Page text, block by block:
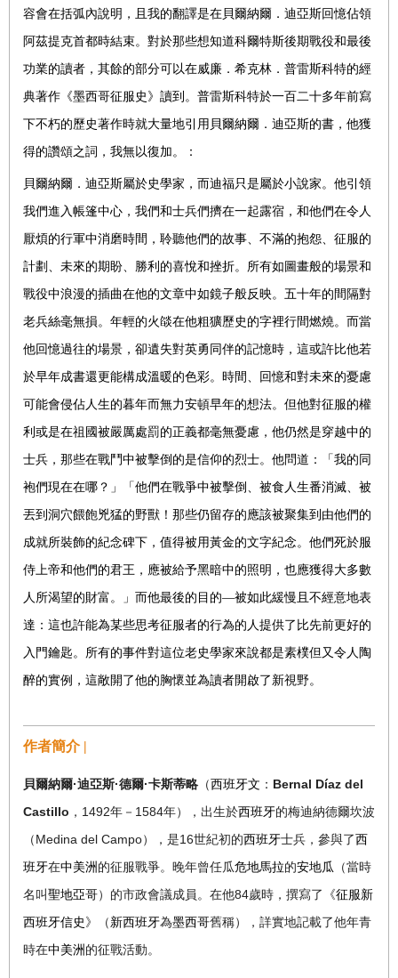
容會在括弧內說明，且我的翻譯是在貝爾納爾．迪亞斯回憶佔領
阿茲提克首都時結束。對於那些想知道科爾特斯後期戰役和最後
功業的讀者，其餘的部分可以在威廉．希克林．普雷斯科特的經
典著作《墨西哥征服史》讀到。普雷斯科特於一百二十多年前寫
下不朽的歷史著作時就大量地引用貝爾納爾．迪亞斯的書，他獲
得的讚頌之詞，我無以復加。：
貝爾納爾．迪亞斯屬於史學家，而迪福只是屬於小說家。他引領
我們進入帳篷中心，我們和士兵們擠在一起露宿，和他們在令人
厭煩的行軍中消磨時間，聆聽他們的故事、不滿的抱怨、征服的
計劃、未來的期盼、勝利的喜悅和挫折。所有如圖畫般的場景和
戰役中浪漫的插曲在他的文章中如鏡子般反映。五十年的間隔對
老兵絲毫無損。年輕的火燄在他粗獷歷史的字裡行間燃燒。而當
他回憶過往的場景，卻遺失對英勇同伴的記憶時，這或許比他若
於早年成書還更能構成溫暖的色彩。時間、回憶和對未來的憂慮
可能會侵佔人生的暮年而無力安頓早年的想法。但他對征服的權
利或是在祖國被嚴厲處罰的正義都毫無憂慮，他仍然是穿越中的
士兵，那些在戰鬥中被擊倒的是信仰的烈士。他問道：「我的同
袍們現在在哪？」「他們在戰爭中被擊倒、被食人生番消滅、被
丟到洞穴餵飽兇猛的野獸！那些仍留存的應該被聚集到由他們的
成就所裝飾的紀念碑下，值得被用黃金的文字紀念。他們死於服
侍上帝和他們的君王，應被給予黑暗中的照明，也應獲得大多數
人所渴望的財富。」而他最後的目的—被如此緩慢且不經意地表
達：這也許能為某些思考征服者的行為的人提供了比先前更好的
入門鑰匙。所有的事件對這位老史學家來說都是素樸但又令人陶
醉的實例，這敞開了他的胸懷並為讀者開啟了新視野。
作者簡介 |
貝爾納爾·迪亞斯·德爾·卡斯蒂略 （西班牙文 ： Bernal Díaz del
Castillo ， 1492年－ 1584年），出生於西班牙的梅迪納德爾坎波
（ Medina del Campo），是16世紀初的西班牙士兵，參與了西
班牙在中美洲 的征服戰爭。晚年曾任瓜危地馬拉的安地瓜 （當時
名叫 聖地亞哥）的市政會議成員。在他84歲時，撰寫了《征服新
西班牙信史 》（ 新西班牙為墨西哥舊稱），詳實地記載了他年青
時在中美洲 的征戰活動。